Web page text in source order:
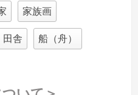
家族画
田舎 船（舟）